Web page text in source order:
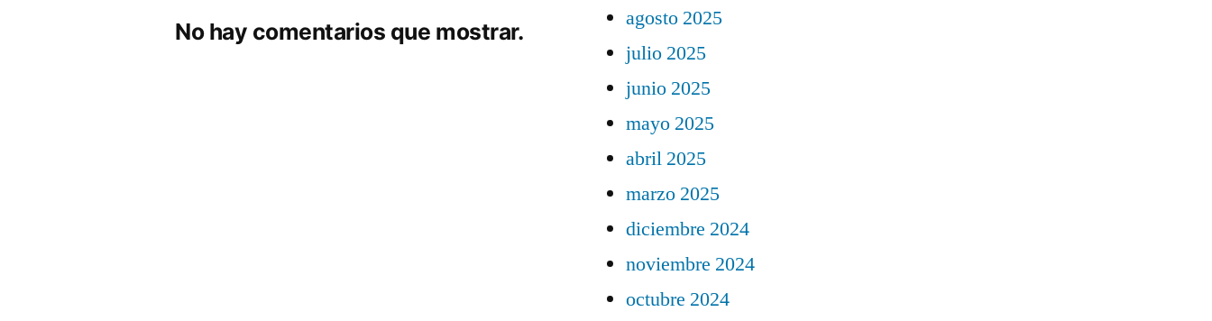
No hay comentarios que mostrar.
agosto 2025
julio 2025
junio 2025
mayo 2025
abril 2025
marzo 2025
diciembre 2024
noviembre 2024
octubre 2024